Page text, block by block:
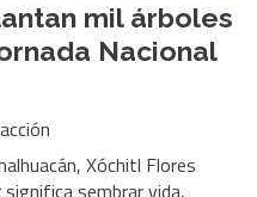
mil árboles
Nacional
Xóchitl Flores
sembrar vida,